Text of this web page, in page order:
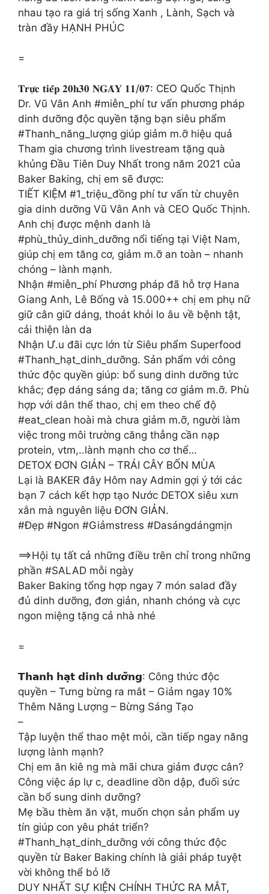
nhau tạo ra giá trị sống Xanh , Lành, Sạch và
tràn đầy HẠNH PHÚC
=
𝐓𝐫𝐮̛̣𝐜 𝐭𝐢𝐞̂́𝐩 𝟐𝟎𝐡𝟑𝟎 𝐍𝐆𝐀̀𝐘 𝟏𝟏/𝟎𝟕: CEO Quốc Thịnh
Dr. Vũ Vân Anh #miễn_phí tư vấn phương pháp
dinh dưỡng độc quyền tặng bạn siêu phẩm
#Thanh_năng_lượng giúp giảm m.ỡ hiệu quả
Tham gia chương trình livestream tặng quà
khủng Đầu Tiên Duy Nhất trong năm 2021 của
Baker Baking, chị em sẽ được:
TIẾT KIỆM #1_triệu_đồng phí tư vấn từ chuyên
gia dinh dưỡng Vũ Vân Anh và CEO Quốc Thịnh.
Anh chị được mệnh danh là
#phù_thủy_dinh_dưỡng nổi tiếng tại Việt Nam,
giúp chị em tăng cơ, giảm m.ỡ an toàn – nhanh
chóng – lành mạnh.
Nhận #miễn_phí Phương pháp đã hỗ trợ Hana
Giang Anh, Lê Bống và 15.000++ chị em phụ nữ
giữ cân giữ dáng, thoát khỏi lo âu về bệnh tật,
cải thiện làn da
Nhận Ư.u đãi cực lớn từ Siêu phẩm Superfood
#Thanh_hạt_dinh_dưỡng. Sản phẩm với công
thức độc quyền giúp: bổ sung dinh dưỡng tức
khắc; đẹp dáng sáng da; tăng cơ giảm m.ỡ. Phù
hợp với dân thể thao, chị em theo chế độ
#eat_clean hoài mà chưa giảm m.ỡ, người làm
việc trong môi trường căng thẳng cần nạp
protein, vtm,..lành mạnh cho cơ thể…
DETOX ĐƠN GIẢN – TRÁI CÂY BỐN MÙA
Lại là BAKER đây Hôm nay Admin gợi ý tới các
bạn 7 cách kết hợp tạo Nước DETOX siêu xưn
xắn mà nguyên liệu ĐƠN GIẢN.
#Đẹp #Ngon #Giảmstress #Dasángdángmịn
==>Hội tụ tất cả những điều trên chỉ trong những
phần #SALAD mỗi ngày
Baker Baking tổng hợp ngay 7 món salad đầy
đủ dinh dưỡng, đơn giản, nhanh chóng và cực
ngon miệng tặng cả nhà nhé
=
𝗧𝗵𝗮𝗻𝗵 𝗵𝗮̣𝘁 𝗱𝗶𝗻𝗵 𝗱𝘂̛𝗼̛̃𝗻𝗴: Công thức độc
quyền – Tưng bừng ra mắt – Giảm ngay 10%
Thêm Năng Lượng – Bừng Sáng Tạo
–
Tập luyện thể thao mệt mỏi, cần tiếp ngay năng
lượng lành mạnh?
Chị em ăn kiê ng mà mãi chưa giảm được cân?
Công việc áp lự c, deadline dồn dập, đuối sức
cần bổ sung dinh dưỡng?
Mẹ bầu thèm ăn vặt, muốn chọn sản phẩm uy
tín giúp con yêu phát triển?
#Thanh_hạt_dinh_dưỡng với công thức độc
quyền từ Baker Baking chính là giải pháp tuyệt
vời không thể bỏ lỡ
DUY NHẤT SỰ KIỆN CHÍNH THỨC RA MẮT,